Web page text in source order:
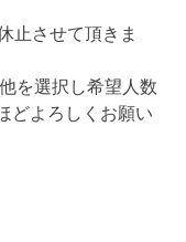
止させて頂きま
を選択し希望人数
どよろしくお願い